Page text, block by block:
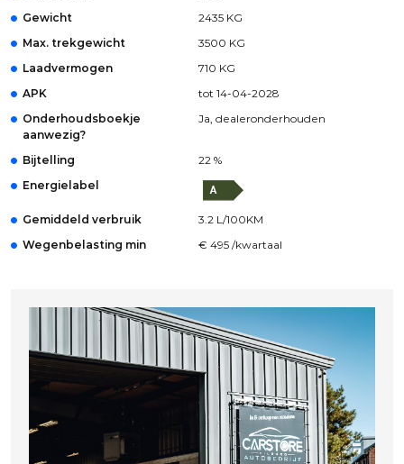
Gewicht
2435 KG
Max. trekgewicht
3500 KG
Laadvermogen
710 KG
APK
tot 14-04-2028
Onderhoudsboekje
aanwezig?
Ja, dealeronderhouden
Bijtelling
22 %
Energielabel
Gemiddeld verbruik
3.2 L/100KM
Wegenbelasting min
€ 495 /kwartaal